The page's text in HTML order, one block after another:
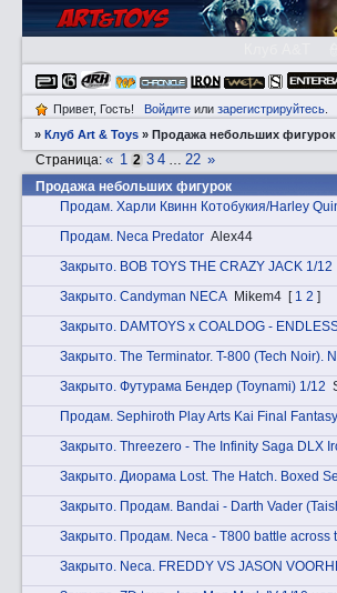
Привет, Гость! Войдитеили зарегистрируйтесь.
»Клуб Art & Toys »Продажа небольших фигурок
Продажа небольших фигурок
Страница:« 1 2 3 4 … 22 »
Прoдам. Харли Квинн Котобукия/Harley
Прoдам. Neca Predator Alex44
Закрытo. BOB TOYS THE CRAZY JACK 1/12
Закрытo. Candyman NECA Mikem4 [ 1 2 ]
Закрытo. DAMTOYS x COALDOG -
Закрытo. The Terminator. T-800 (Tech Noir).
Закрытo. Футурама Бендер (Toynami) 1/12
Прoдам. Sephiroth Play Arts Kai Final
Закрытo. Threezero - The Infinity Saga DLX
Закрытo. Диорама Lost. The Hatch. Boxed
Закрытo. Прoдам. Bandai - Darth Vader
Закрытo. Прoдам. Neca - T800 battle across
Закрытo. Nеca. FREDDY VS JASON